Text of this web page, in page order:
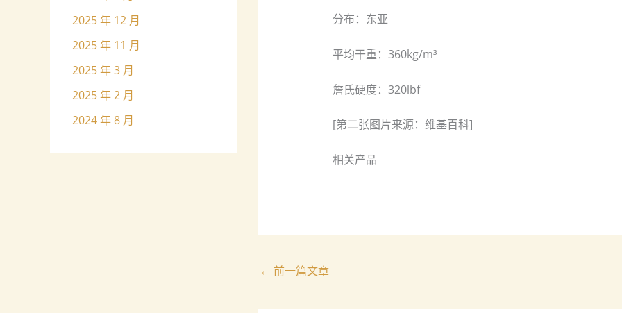
2025 年 12 月
2025 年 11 月
2025 年 3 月
2025 年 2 月
2024 年 8 月
分布：东亚
平均干重：360kg/m³
詹氏硬度：320lbf
[第二张图片来源：维基百科]
相关产品
← 前一篇文章